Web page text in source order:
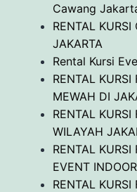
Cawang
RENTAL
JAKARTA
Rental Kursi
RENTAL KURSI
MEWAH DI
RENTAL KURSI
WILAYAH
RENTAL
EVENT
RENTAL